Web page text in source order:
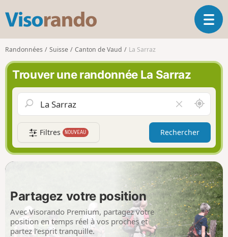
s
o
r
n
d
O
u
l
a
i
g
a
t
i
o
n
Randonnées Suisse Canton de Vaud La Sarraz
Trouver une randonnée La Sarraz
i
d
e
r
l
e
c
h
a
m
p
A
u
t
u
r
d
e
m
o
i
Filtres NOUVEAU Rechercher
Partagez votre position
Avec Visorando Premium, partagez votre
position en temps réel à vos proches et
partez l’esprit tranquille.